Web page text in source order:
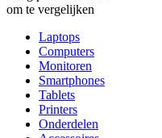
om te vergelijken
Laptops
Computers
Monitoren
Smartphones
Tablets
Printers
Onderdelen